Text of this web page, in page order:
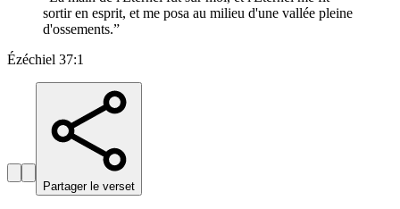
sortir en esprit, et me posa au milieu d'une vallée pleine
d'ossements.”
Ézéchiel 37:1
Partager le verset